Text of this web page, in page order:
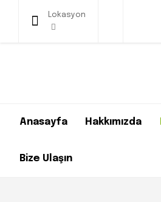
Lokasyon
Anasayfa Hakkımızda
Bize Ulaşın